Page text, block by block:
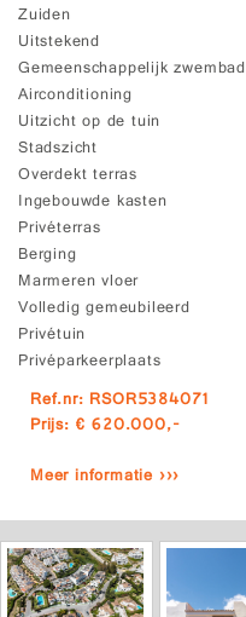
Zuiden
Uitstekend
Gemeenschappelijk zwembad
Airconditioning
Uitzicht op de tuin
Stadszicht
Overdekt terras
Ingebouwde kasten
Privéterras
Berging
Marmeren vloer
Volledig gemeubileerd
Privétuin
Privéparkeerplaats
Ref.nr: RSOR5384071
Prijs: € 620.000,-
Meer informatie ›››